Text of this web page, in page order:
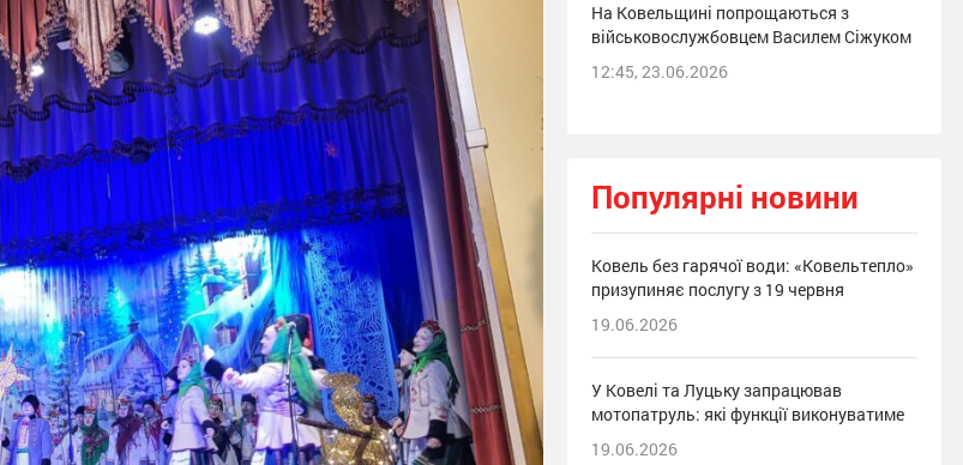
На Ковельщині попрощаються з
військовослужбовцем Василем Сіжуком
12:45, 23.06.2026
Популярні новини
Ковель без гарячої води: «Ковельтепло»
призупиняє послугу з 19 червня
19.06.2026
У Ковелі та Луцьку запрацював
мотопатруль: які функції виконуватиме
19.06.2026